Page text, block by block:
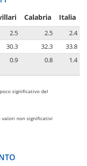
Calabria Italia
2.5 2.5
2.4
30.3 32.3
33.8
0.9 0.8 1.4
significativo del
valori non significativi